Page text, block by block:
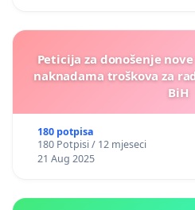
Peticija za donošenje
naknadama troškova za
BiH
180 potpisa
180 Potpisi / 12 mjeseci
21 Aug 2025